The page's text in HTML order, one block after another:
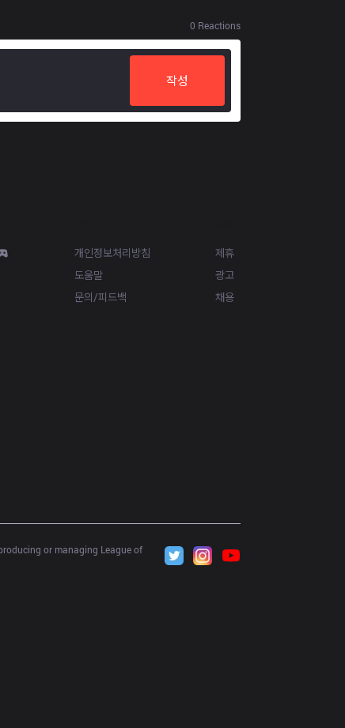
0 Reactions
작성
개인정보처리방침
도움말
문의/피드백
제휴
광고
채용
or managing League of